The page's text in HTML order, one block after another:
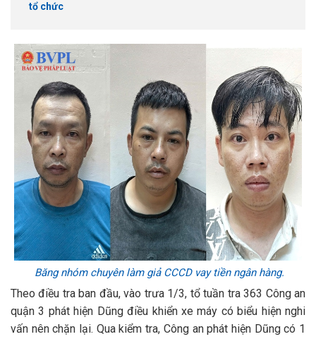
tổ chức
Băng nhóm chuyên làm giả CCCD vay tiền ngân hàng.
Theo điều tra ban đầu, vào trưa 1/3, tổ tuần tra 363 Công an
quận 3 phát hiện Dũng điều khiển xe máy có biểu hiện nghi
vấn nên chặn lại. Qua kiểm tra, Công an phát hiện Dũng có 1